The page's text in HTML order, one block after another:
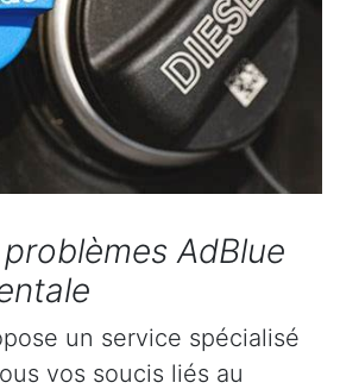
AdBlue
un service spécialisé
vos soucis liés au